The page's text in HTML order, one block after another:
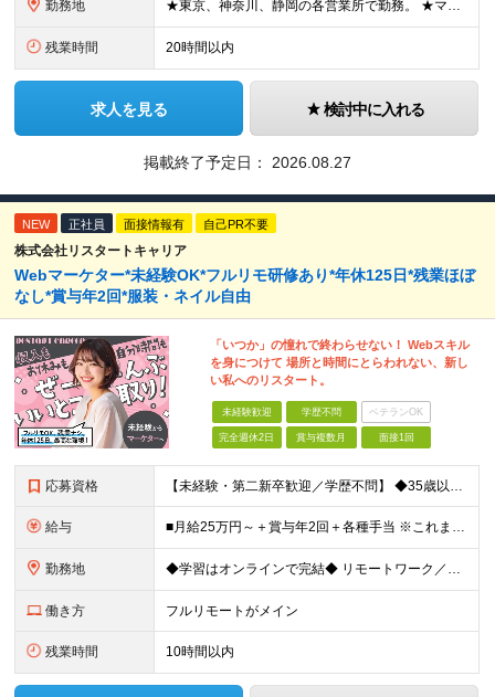
勤務地 ★東京、神奈川、静岡の各営業所で勤務。 ★マイカー・バイク通勤OK！（一部営業所除く） ★配属先は希望を考慮して決定いたします！ ★転居を伴う転勤はありません。 【東京】 多摩営業所／東京都多摩市南
残業時間 20時間以内
求人を見る 検討中に入れる
掲載終了予定日： 2026.08.27
NEW 正社員 面接情報有 自己PR不要
株式会社リスタートキャリア
Webマーケター*未経験OK*フルリモ研修あり*年休125日*残業ほぼ
なし*賞与年2回*服装・ネイル自由
「いつか」の憧れで終わらせない！ Webスキル
を身につけて 場所と時間にとらわれない、新し
い私へのリスタート。
未経験歓迎 学歴不問 ベテランOK
完全週休2日 賞与複数月 面接1回
応募資格 【未経験・第二新卒歓迎／学歴不問】 ◆35歳以下の方（若年層の長期キャリア形成を図るため) ◆お人柄・意欲重視の採用です！ ＜こんな方は大歓迎！＞ ・SNSや動画を見るのが好きで、トレンドに敏感 ・
給与 ■月給25万円～＋賞与年2回＋各種手当 ※これまでの経験・スキル・前職の給与を考慮して決定します ※上記には、固定残業代（月20時間分／32,500円～）が含まれます ＜研修期間（7ヶ月～最大10ヶ
勤務地 ◆学習はオンラインで完結◆ リモートワーク／フルリモート案件あり・転勤なし ◇本社(秋葉原)または一都三県のクライアント先 ※勤務地につきましては、ご相談の上で配属 ＜本社＞ ◇東京都台東区台東1
働き方 フルリモートがメイン
残業時間 10時間以内